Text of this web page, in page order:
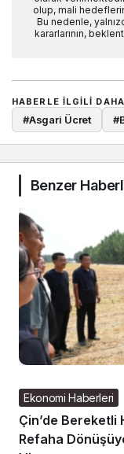
olup, mali
Bu nedenle,
kararlarının,
HABERLE ILGILI
#Asgari Ücret #
Benzer
Ekonomi Haberleri
Çin’de Bereketli
Refaha